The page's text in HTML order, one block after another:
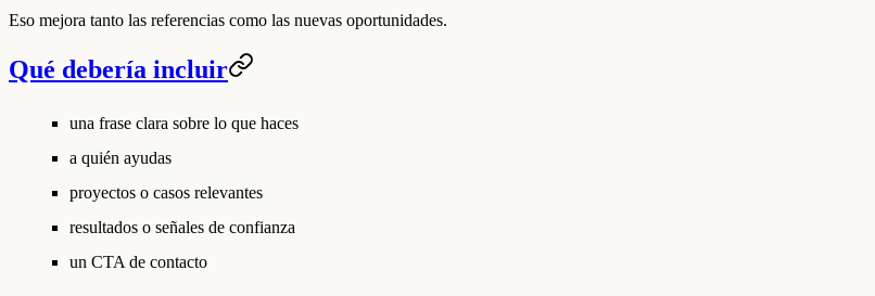
Eso mejora tanto las referencias como las nuevas oportunidades.
Qué debería incluir
una frase clara sobre lo que haces
a quién ayudas
proyectos o casos relevantes
resultados o señales de confianza
un CTA de contacto